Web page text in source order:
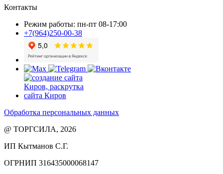
Контакты
Режим работы: пн-пт 08-17:00
+7(964)250-00-38
Обработка персональных данных
@ ТОРГСИЛА, 2026
ИП Кытманов С.Г.
ОГРНИП 316435000068147